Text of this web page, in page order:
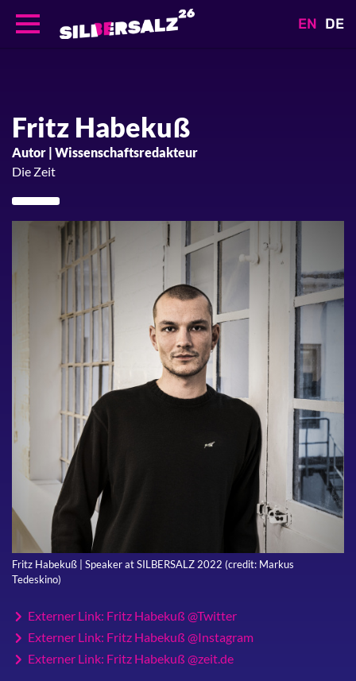
DE
EN
Fritz Habekuß
Autor | Wissenschaftsredakteur
Die Zeit
Fritz Habekuß | Speaker at SILBERSALZ 2022 (credit: Markus
Tedeskino)
Externer Link: Fritz Habekuß @Twitter
Externer Link: Fritz Habekuß @Instagram
Externer Link: Fritz Habekuß @zeit.de